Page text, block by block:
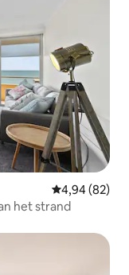
Gemiddelde
4,94 (82)
het strand